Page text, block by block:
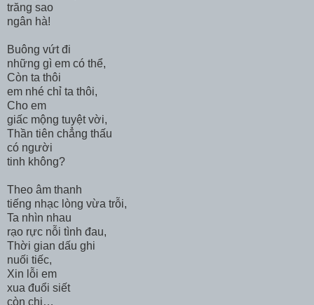
trăng sao
ngân hà!
Buông vứt đi
những gì em có thể,
Còn ta thôi
em nhé chỉ ta thôi,
Cho em
giấc mộng tuyệt vời,
Thần tiên chẳng thấu
có người
tinh không?
Theo âm thanh
tiếng nhạc lòng vừa trỗi,
Ta nhìn nhau
rạo rực nỗi tình đau,
Thời gian dấu ghi
nuối tiếc,
Xin lỗi em
xua đuổi siết
còn chi…